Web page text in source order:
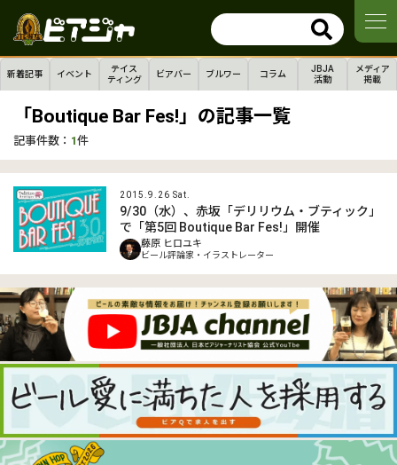
新着記事 イベント
テイス
ティング
ビアバー ブルワー コラム
JBJA
活動
メディア
掲載
「Boutique Bar Fes!」の記事一覧
記事件数： 1件
2015.9.26 Sat.
9/30（水）、赤坂「デリリウム・ブティック」
で「第5回 Boutique Bar Fes!」開催
藤原 ヒロユキ
ビール評論家・イラストレーター